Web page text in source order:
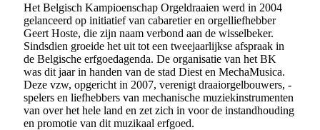
Het Belgisch Kampioenschap Orgeldraaien werd in 2004
gelanceerd op initiatief van cabaretier en orgelliefhebber
Geert Hoste, die zijn naam verbond aan de wisselbeker.
Sindsdien groeide het uit tot een tweejaarlijkse afspraak in
de Belgische erfgoedagenda. De organisatie van het BK
was dit jaar in handen van de stad Diest en MechaMusica.
Deze vzw, opgericht in 2007, verenigt draaiorgelbouwers, -
spelers en liefhebbers van mechanische muziekinstrumenten
van over het hele land en zet zich in voor de instandhouding
en promotie van dit muzikaal erfgoed.